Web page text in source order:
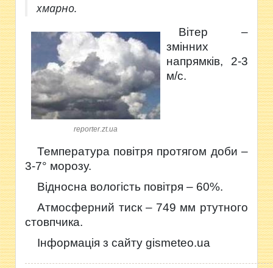
хмарно.
reporter.zt.ua
Вітер –
змінних
напрямків, 2-3
м/с.
Температура повітря протягом доби –
3-7° морозу.
Відносна вологість повітря – 60%.
Атмосферний тиск – 749 мм ртутного
стовпчика.
Інформація з сайтуgismeteo.ua